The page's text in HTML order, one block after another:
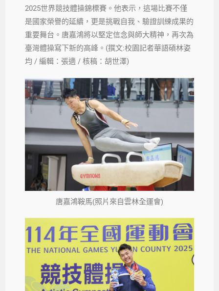
2025世界競技體操錦標賽。他表示，這場比賽不僅
是國家榮譽的延續，更是挑戰自我、驗證訓練成果的
重要舞台。唐嘉鴻將以堅定信念與師大精神，再次為
臺灣體操寫下新的高峰。(撰文:校園記者華語碩林姿
均 / 編輯：張適 / 核稿：胡世澤)
唐嘉鴻鞍馬(照片來自雲林全運會)